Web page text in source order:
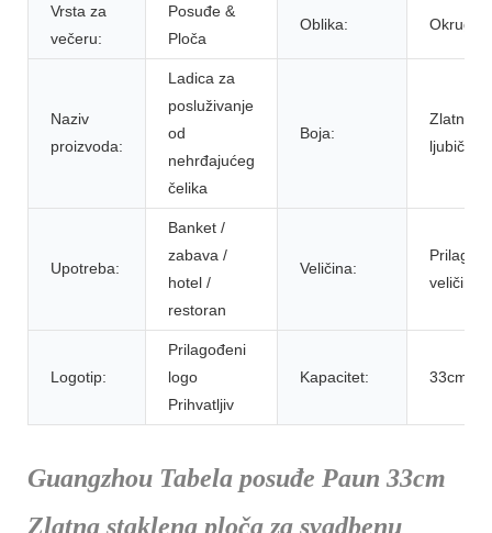
Vrsta za
večeru:
Posuđe &
Ploča
Oblika: Okrugli
Naziv
proizvoda:
Ladica za
posluživanje
od
nehrđajućeg
čelika
Boja:
Zlatno /
Upotreba:
Banket /
zabava /
hotel /
restoran
Veličina:
veličina
Logotip:
Prilagođeni
logo
Prihvatljiv
Kapacitet: 33cm
Guangzhou Tabela posuđe Paun 33cm
Zlatna staklena ploča za svadbenu